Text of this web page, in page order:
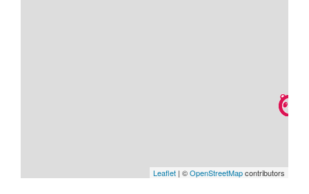
Leaflet | ©OpenStreetMapcontributors